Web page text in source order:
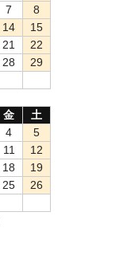
7
8
14
15
21
22
28
29
金
土
4
5
11
12
18
19
25
26